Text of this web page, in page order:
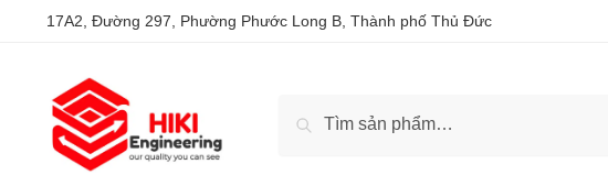
17A2, Đường 297, Phường Phước Long B, Thành phố Thủ Đức